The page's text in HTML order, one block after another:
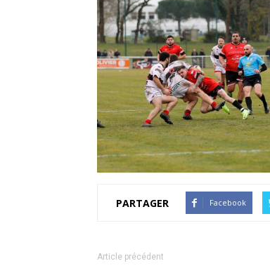
PARTAGER Facebook
Article précédent